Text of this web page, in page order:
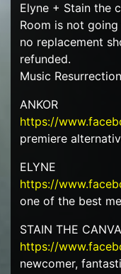
Elyne + Stain the
Room is not
no replacement
refunded.
Music
ANKOR
https://
premiere
ELYNE
https://
one of the best
STAIN THE
https://
newcomer,